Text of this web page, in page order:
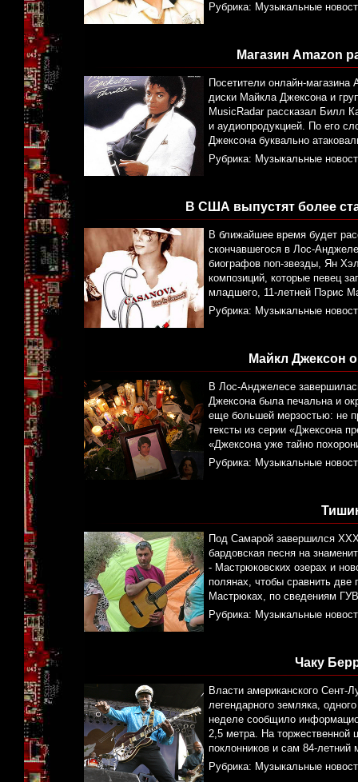
Рубрика: Музыкальные
Магазин Amazon
Посетители онлайн-
диски Майкла Джексона и
MusicRadar рассказал Билл
и аудиопродукцией. По его
Джексона буквально
Рубрика: Музыкальные
В США выпустят более
В ближайшее время будет
скончавшегося в Лос-
биографов поп-звезды, Ян
композиций, которые певец
младшего, 11-летней Пэрис
Рубрика: Музыкальные
Майкл Джексон
В Лос-Анджелесе
Джексона была печальна и
еще большей мерзостью: не
тексты из серии «Джексона
«Джексона уже тайно
Рубрика: Музыкальные
Под Самарой завершился
бардовская песня на
- Мастрюковских озерах и
полянах, чтобы сравнить
Мастрюках, по сведениям
Рубрика: Музыкальные
Чаку
Власти американского Сент-
легендарного земляка,
неделе сообщило
2,5 метра. На торжественной
поклонников и сам 84-летний
Рубрика: Музыкальные